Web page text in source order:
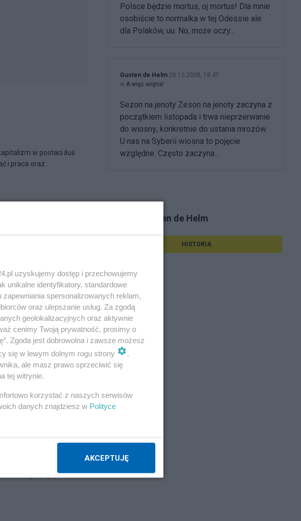
w postaci iluś
i praca oraz...
Adolfa Hitlera rozpoczęła
konotacje wiążące
Polsce będzie mortus, oj mortus! Dla mnie
osobiście to normalka w tej Odessie ale
dla Polaków, uu. No, może oczy...
Gusten de Helm 28.12.2008, 18:47
w A więc wojna!
Sezon na jenoty Zeson na jenoty zaczyna z
początkiem listopada i trwa nieprzerwanie
do wiosny; konkretnie do ustania mrozów.
U nas na Syberii wiosna to pojęcie
względne. Często zaczyna...
Tematy Gusten de Helm
HISTORIA
uzyskujemy dostęp i przechowujemy
unikalne identyfikatory, standardowe
spersonalizowanych reklam,
oraz ulepszanie usług. Za zgodą
geolokalizacyjnych oraz aktywnie
cenimy Twoją prywatność, prosimy o
Zgoda jest dobrowolna i zawsze możesz
się w lewym dolnym rogu strony
.
ale masz prawo sprzeciwić się
tej witrynie.
korzystać z naszych serwisów
danych znajdziesz w Polityce
AKCEPTUJĘ